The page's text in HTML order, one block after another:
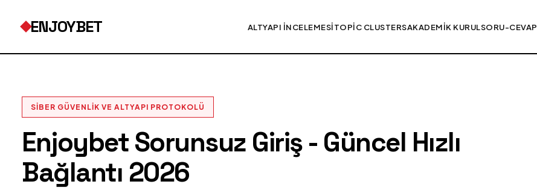
ENJOYBET ALTYAPI İNCELEMESITOPIC CLUSTERSAKADEMIK KURULSORU-CEVAP
SIBER GÜVENLIK VE ALTYAPI PROTOKOLÜ
Enjoybet Sorunsuz Giriş - Güncel Hızlı
Bağlantı 2026